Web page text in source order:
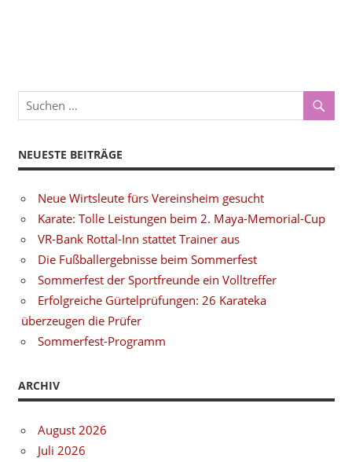
NEUESTE BEITRÄGE
Neue Wirtsleute fürs Vereinsheim gesucht
Karate: Tolle Leistungen beim 2. Maya-Memorial-Cup
VR-Bank Rottal-Inn stattet Trainer aus
Die Fußballergebnisse beim Sommerfest
Sommerfest der Sportfreunde ein Volltreffer
Erfolgreiche Gürtelprüfungen: 26 Karateka
überzeugen die Prüfer
Sommerfest-Programm
ARCHIV
August 2026
Juli 2026